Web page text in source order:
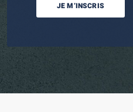
JE M’INSCRIS